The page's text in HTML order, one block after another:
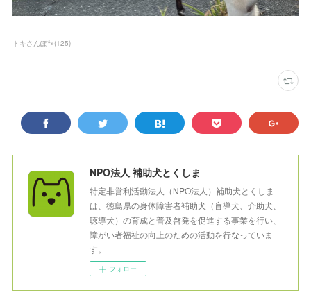
トキさんぽ🐾(125)
NPO法人 補助犬とくしま
特定非営利活動法人（NPO法人）補助犬とくしま
は、徳島県の身体障害者補助犬（盲導犬、介助犬、
聴導犬）の育成と普及啓発を促進する事業を行い、
障がい者福祉の向上のための活動を行なっていま
す。
フォロー